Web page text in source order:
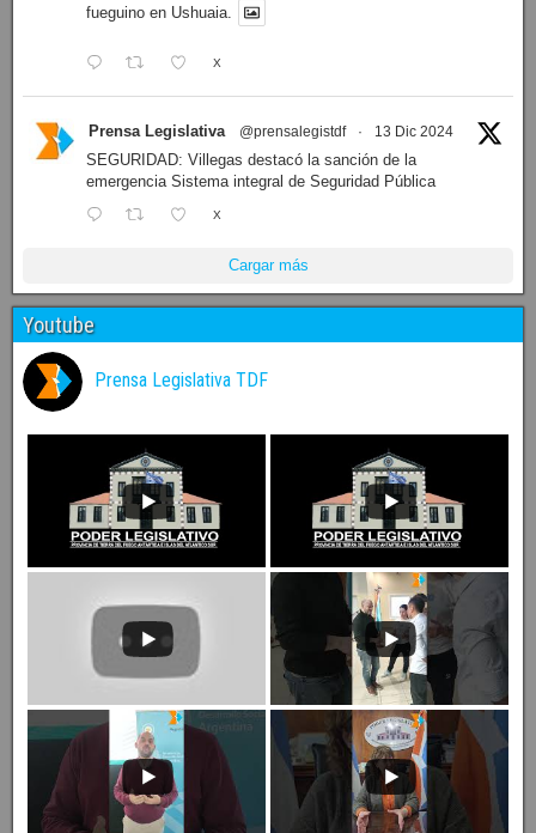
fueguino en Ushuaia.
X
Prensa Legislativa @prensalegistdf · 13 Dic 2024
SEGURIDAD: Villegas destacó la sanción de la
emergencia Sistema integral de Seguridad Pública
X
Cargar más
Youtube
Prensa Legislativa TDF